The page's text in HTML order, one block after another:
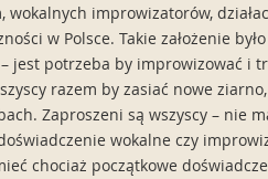
wokalnych improwizatorów,
w Polsce. Takie założenie
jest potrzeba by improwizować i
razem by zasiać nowe
Zaproszeni są wszyscy – nie
wokalne czy
chociaż początkowe